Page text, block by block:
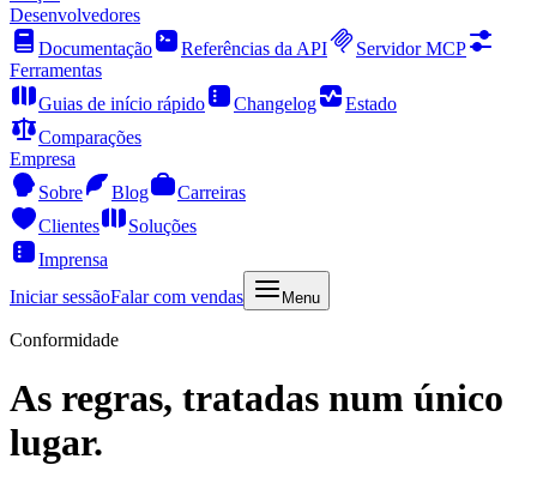
Desenvolvedores
Documentação
Referências da API
Servidor MCP
Ferramentas
Guias de início rápido
Changelog
Estado
Comparações
Empresa
Sobre
Blog
Carreiras
Clientes
Soluções
Imprensa
Iniciar sessãoFalar com vendas Menu
Conformidade
As regras, tratadas num único
lugar.